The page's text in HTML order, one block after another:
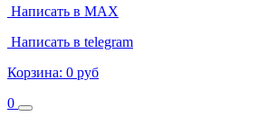
Написать в MAX
Написать в telegram
Корзина: 0 руб
0